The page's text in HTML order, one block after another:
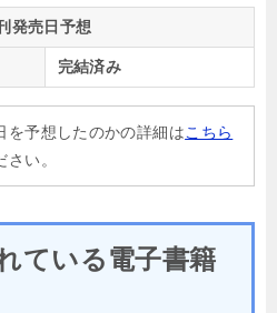
発売日予想
完結済み
を予想したのかの詳細はこちら
い。
ている電子書籍